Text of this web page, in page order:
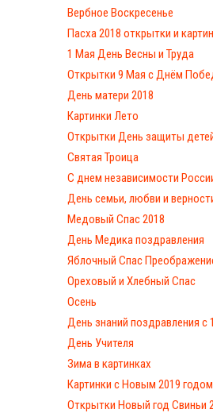
Вербное Воскресенье
Пасха 2018 открытки и
1 Мая День Весны и Труда
Открытки 9 Мая с Днём
День матери 2018
Картинки Лето
Открытки День защиты
Святая Троица
С днем независимости
День семьи, любви и
Медовый Спас 2018
День Медика поздравления
Яблочный Спас
Ореховый и Хлебный Спас
Осень
День знаний поздравления с
День Учителя
Зима в картинках
Картинки с Новым 2019 годом
Открытки Новый год Свиньи